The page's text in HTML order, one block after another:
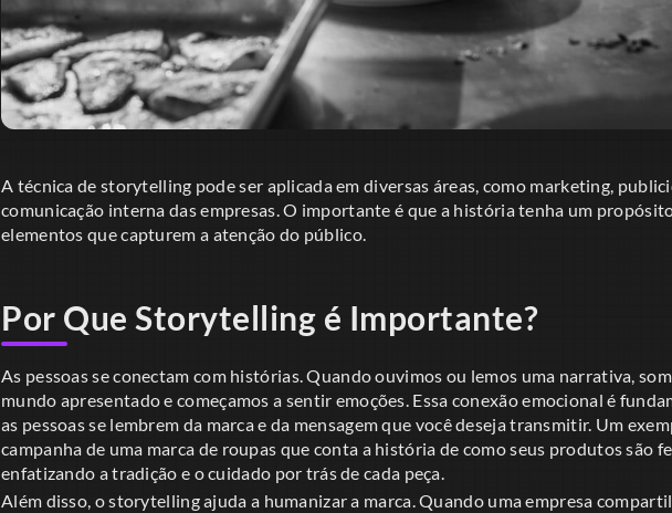
A técnica de storytelling pode ser aplicada em diversas áreas, como marketing,
comunicação interna das empresas. O importante é que a história tenha um
elementos que capturem a atenção do público.
Por Que Storytelling é Importante?
As pessoas se conectam com histórias. Quando ouvimos ou lemos uma narrativa,
mundo apresentado e começamos a sentir emoções. Essa conexão emocional é
as pessoas se lembrem da marca e da mensagem que você deseja transmitir. Um
campanha de uma marca de roupas que conta a história de como seus produtos são
enfatizando a tradição e o cuidado por trás de cada peça.
Além disso, o storytelling ajuda a humanizar a marca. Quando uma empresa